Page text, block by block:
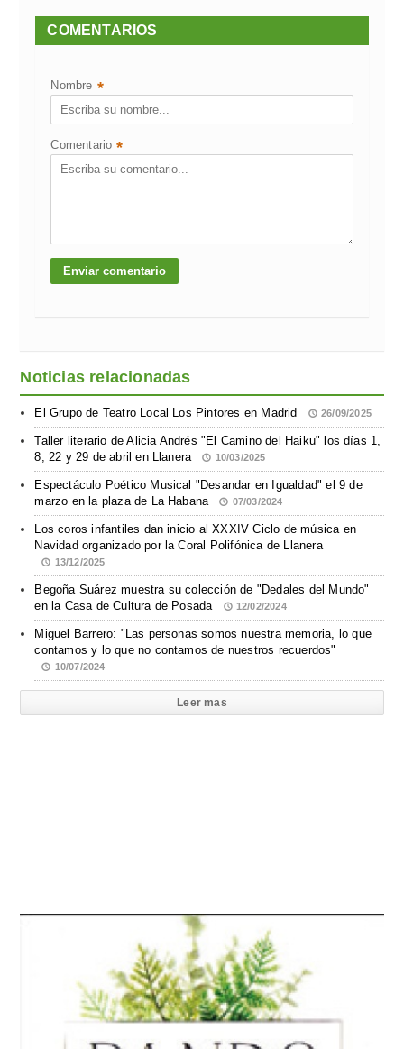
COMENTARIOS
Nombre *
Comentario *
Noticias relacionadas
El Grupo de Teatro Local Los Pintores en Madrid 26/09/2025
Taller literario de Alicia Andrés "El Camino del Haiku" los días 1,
8, 22 y 29 de abril en Llanera
10/03/2025
Espectáculo Poético Musical "Desandar en Igualdad" el 9 de
marzo en la plaza de La Habana
07/03/2024
Los coros infantiles dan inicio al XXXIV Ciclo de música en
Navidad organizado por la Coral Polifónica de Llanera
13/12/2025
Begoña Suárez muestra su colección de "Dedales del Mundo"
en la Casa de Cultura de Posada
12/02/2024
Miguel Barrero: "Las personas somos nuestra memoria, lo que
contamos y lo que no contamos de nuestros recuerdos"
10/07/2024
Leer mas